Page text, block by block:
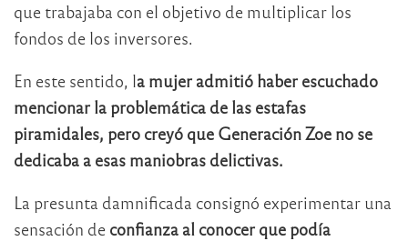
que trabajaba con el objetivo de multiplicar los
fondos de los inversores.
En este sentido, la mujer admitió haber escuchado
mencionar la problemática de las estafas
piramidales, pero creyó que Generación Zoe no se
dedicaba a esas maniobras delictivas.
La presunta damnificada consignó experimentar una
sensación de confianza al conocer que podía